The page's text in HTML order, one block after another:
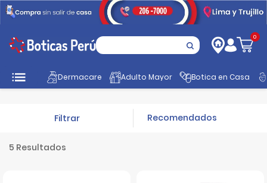
0
Dermacare Adulto Mayor Botica en Casa
Inicio Botica en Casa Oftalmológicos Lentes de contacto
5 Resultados
Filtrar